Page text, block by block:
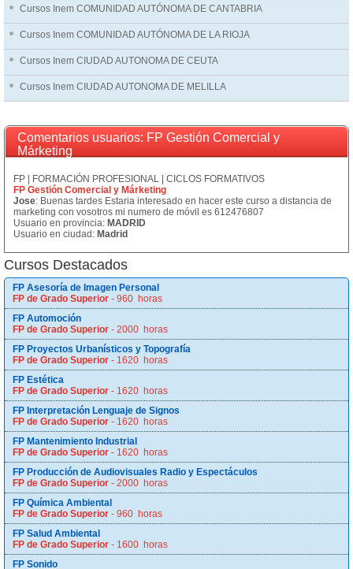
Cursos Inem COMUNIDAD AUTÓNOMA DE CANTABRIA
Cursos Inem COMUNIDAD AUTÓNOMA DE LA RIOJA
Cursos Inem CIUDAD AUTONOMA DE CEUTA
Cursos Inem CIUDAD AUTONOMA DE MELILLA
Comentarios usuarios: FP Gestión Comercial y
Márketing
FP | FORMACIÓN PROFESIONAL | CICLOS FORMATIVOS
FP Gestión Comercial y Márketing
Jose: Buenas tardes Estaria interesado en hacer este curso a distancia de
marketing con vosotros mi numero de móvil es 612476807
Usuario en provincia: MADRID
Usuario en ciudad: Madrid
Cursos Destacados
FP Asesoría de Imagen Personal
FP de Grado Superior - 960 horas
FP Automoción
FP de Grado Superior - 2000 horas
FP Proyectos Urbanísticos y Topografía
FP de Grado Superior - 1620 horas
FP Estética
FP de Grado Superior - 1620 horas
FP Interpretación Lenguaje de Signos
FP de Grado Superior - 1620 horas
FP Mantenimiento Industrial
FP de Grado Superior - 1620 horas
FP Producción de Audiovisuales Radio y Espectáculos
FP de Grado Superior - 2000 horas
FP Química Ambiental
FP de Grado Superior - 960 horas
FP Salud Ambiental
FP de Grado Superior - 1600 horas
FP Sonido